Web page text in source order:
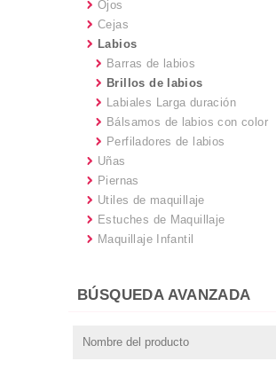
Ojos
Cejas
Labios
Barras de labios
Brillos de labios
Labiales Larga duración
Bálsamos de labios con color
Perfiladores de labios
Uñas
Piernas
Utiles de maquillaje
Estuches de Maquillaje
Maquillaje Infantil
BÚSQUEDA AVANZADA